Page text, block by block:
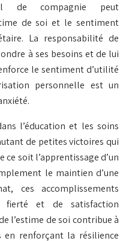
de compagnie peut
de soi et le sentiment
La responsabilité de
à ses besoins et de lui
le sentiment d’utilité
personnelle est un
l’éducation et les soins
de petites victoires qui
ce soit l’apprentissage d’un
le maintien d’une
ces accomplissements
fierté et de satisfaction
l’estime de soi contribue à
renforçant la résilience